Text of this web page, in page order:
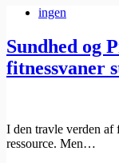
ingen
Sundhed og
fitnessvaner
I den travle verden af
ressource. Men…